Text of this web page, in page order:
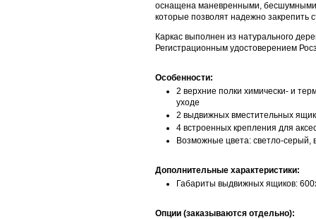
оснащена маневренными, бесшумными
которые позволят надежно закрепить
Каркас выполнен из натурального
Регистрационным удостоверением
Особенности:
2 верхние полки химически- и
уходе
2 выдвижных вместительных
4 встроенных крепления для
Возможные цвета: светло-серый,
Дополнительные характеристики:
Габариты выдвижных ящиков:
Опции (заказываются отдельно):